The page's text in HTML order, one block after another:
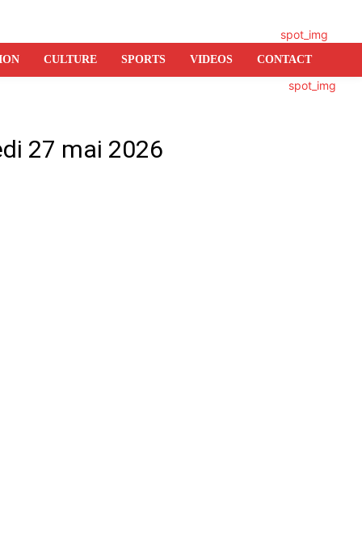
CULTURE SPORTS VIDEOS CONTACT
27 mai 2026